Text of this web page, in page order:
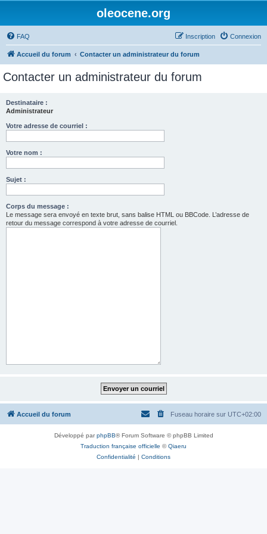
oleocene.org
FAQ Connexion
Inscription
Accueil du forum Contacter un administrateur du forum
Contacter un administrateur du forum
Destinataire :
Administrateur
Votre adresse de courriel :
Votre nom :
Sujet :
Corps du message :
Le message sera envoyé en texte brut, sans balise HTML ou BBCode. L’adresse de
retour du message correspond à votre adresse de courriel.
Accueil du forum Fuseau horaire sur UTC+02:00
Développé parphpBB® Forum Software © phpBB Limited
Traduction française officielle ©Qiaeru
Confidentialité | Conditions